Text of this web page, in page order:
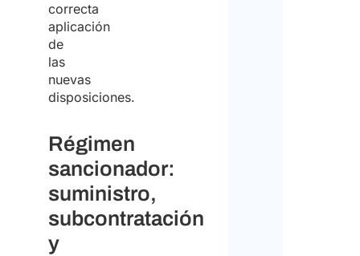
correcta
aplicación
de
las
nuevas
disposiciones.
Régimen
sancionador:
suministro,
subcontratación
y